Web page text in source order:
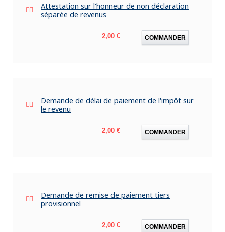
Attestation sur l'honneur de non déclaration
séparée de revenus
Prix
2,00 € COMMANDER
Demande de délai de paiement de l'impôt sur
le revenu
Prix
2,00 € COMMANDER
Demande de remise de paiement tiers
provisionnel
Prix
2,00 € COMMANDER